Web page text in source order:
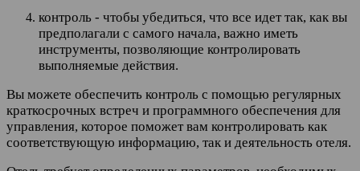
контроль - чтобы убедиться, что все идет так, как вы
предполагали с самого начала, важно иметь
инструменты, позволяющие контролировать
выполняемые действия.
Вы можете обеспечить контроль с помощью регулярных
краткосрочных встреч и программного обеспечения для
управления, которое поможет вам контролировать как
соответствующую информацию, так и деятельность отеля.